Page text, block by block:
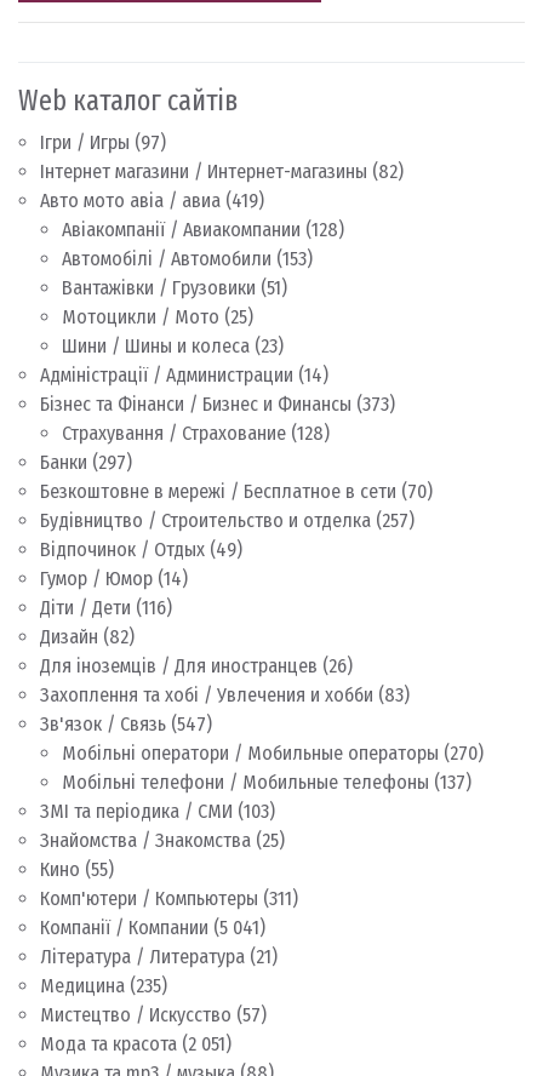
Web каталог сайтів
Ігри / Игры (97)
Інтернет магазини / Интернет-магазины (82)
Авто мото авіа / авиа (419)
Авіакомпанії / Авиакомпании (128)
Автомобілі / Автомобили (153)
Вантажівки / Грузовики (51)
Мотоцикли / Мото (25)
Шини / Шины и колеса (23)
Адміністрації / Администрации (14)
Бізнес та Фінанси / Бизнес и Финансы (373)
Страхування / Страхование (128)
Банки (297)
Безкоштовне в мережі / Бесплатное в сети (70)
Будівництво / Строительство и отделка (257)
Відпочинок / Отдых (49)
Гумор / Юмор (14)
Діти / Дети (116)
Дизайн (82)
Для іноземців / Для иностранцев (26)
Захоплення та хобі / Увлечения и хобби (83)
Зв'язок / Связь (547)
Мобільні оператори / Мобильные операторы (270)
Мобільні телефони / Мобильные телефоны (137)
ЗМІ та періодика / СМИ (103)
Знайомства / Знакомства (25)
Кино (55)
Комп'ютери / Компьютеры (311)
Компанії / Компании (5 041)
Література / Литература (21)
Медицина (235)
Мистецтво / Искусство (57)
Мода та красота (2 051)